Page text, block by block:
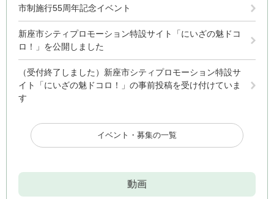
市制施行55周年記念イベント
新座市シティプロモーション特設サイト「にいざの魅ドコ
ロ！」を公開しました
（受付終了しました）新座市シティプロモーション特設サ
イト「にいざの魅ドコロ！」の事前投稿を受け付けていま
す
イベント・募集の一覧
動画